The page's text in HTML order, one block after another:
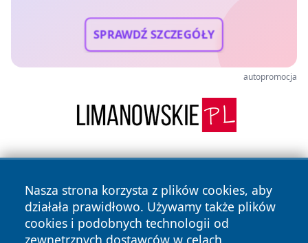
SPRAWDŹ SZCZEGÓŁY
autopromocja
Nasza strona korzysta z plików cookies, aby
działała prawidłowo. Używamy także plików
cookies i podobnych technologii od
zewnętrznych dostawców w celach